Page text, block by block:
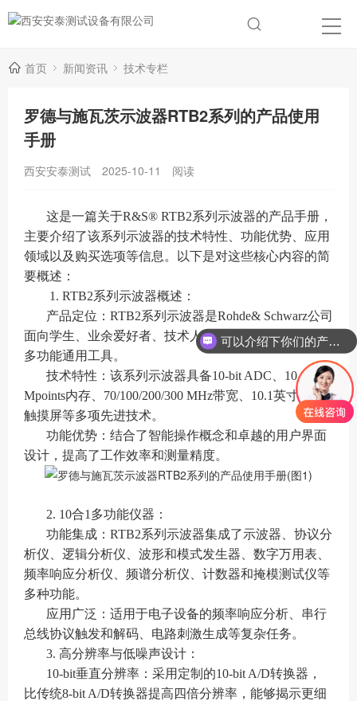
首页 新闻资讯 技术专栏
罗德与施瓦茨示波器RTB2系列的产品使用
手册
西安安泰测试 2025-10-11 阅读
这是一篇关于R&S® RTB2系列示波器的产品手册，
主要介绍了该系列示波器的技术特性、功能优势、应用
领域以及购买选项等信息。以下是对这些核心内容的简
要概述：
1. RTB2系列示波器概述：
产品定位：RTB2系列示波器是Rohde& Schwarz公司
面向学生、业余爱好者、技术人员和工程师推出的一款
多功能通用工具。
技术特性：该系列示波器具备10-bit ADC、10
Mpoints内存、70/100/200/300 MHz带宽、10.1英寸电容
触摸屏等多项先进技术。
功能优势：结合了智能操作概念和卓越的用户界面
设计，提高了工作效率和测量精度。
2. 10合1多功能仪器：
功能集成：RTB2系列示波器集成了示波器、协议分
析仪、逻辑分析仪、波形和模式发生器、数字万用表、
频率响应分析仪、频谱分析仪、计数器和掩模测试仪等
多种功能。
应用广泛：适用于电子设备的频率响应分析、串行
总线协议触发和解码、电路刺激生成等复杂任务。
3. 高分辨率与低噪声设计：
10-bit垂直分辨率：采用定制的10-bit A/D转换器，
比传统8-bit A/D转换器提高四倍分辨率，能够揭示更细
可以介绍下你们的产品么？
你们是怎么收费的呢？